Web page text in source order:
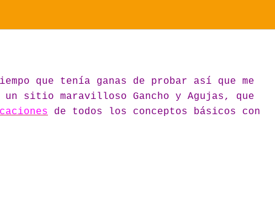
que tenía ganas de probar así que me
un sitio maravilloso Gancho y Agujas, que
de todos los conceptos básicos con